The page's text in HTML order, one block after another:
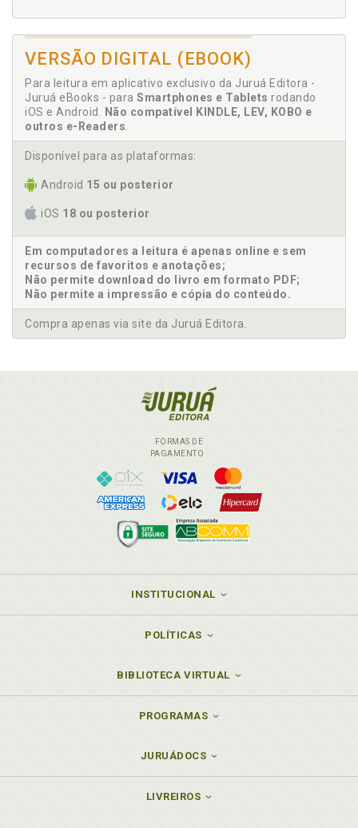
VERSÃO DIGITAL (EBOOK)
Para leitura em aplicativo exclusivo da Juruá Editora -
Juruá eBooks - para Smartphones e Tablets rodando
iOS e Android.
Não compatível KINDLE, LEV, KOBO e
outros e-Readers
Disponível para as plataformas:
Android 15 ou posterior
iOS 18 ou posterior
Em computadores a leitura é apenas online e sem
recursos de favoritos e anotações;
Não permite download do livro em formato PDF;
Não permite a impressão e cópia do conteúdo.
Compra apenas via site da Juruá Editora.
FORMAS DE
PAGAMENTO
INSTITUCIONAL
POLÍTICAS
BIBLIOTECA VIRTUAL
PROGRAMAS
JURUÁDOCS
LIVREIROS